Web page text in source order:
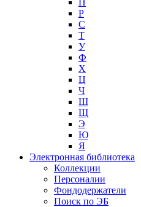
П
Р
С
Т
У
Ф
Х
Ц
Ч
Ш
Щ
Э
Ю
Я
Электронная библиотека
Коллекции
Персоналии
Фондодержатели
Поиск по ЭБ